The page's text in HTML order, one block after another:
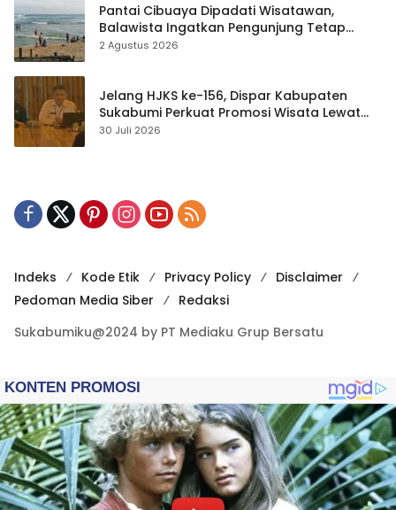
Pantai Cibuaya Dipadati Wisatawan,
Balawista Ingatkan Pengunjung Tetap
Waspada
2 Agustus 2026
Jelang HJKS ke-156, Dispar Kabupaten
Sukabumi Perkuat Promosi Wisata Lewat
Publikasi Digital
30 Juli 2026
Indeks Kode Etik Privacy Policy
Disclaimer
Pedoman Media Siber
Redaksi
Sukabumiku@2024 by PT Mediaku Grup Bersatu